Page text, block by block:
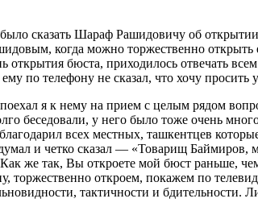
сказать Шараф Рашидовичу об
когда можно торжественно
открытия бюста, приходилось отвечать
по телефону не сказал, что хочу просить
я к нему на прием с целым рядом
беседовали, у него было тоже очень
всех местных, ташкентцев
и четко сказал — «Товарищ
же так, Вы откроете мой бюст раньше,
торжественно откроем, покажем по
тактичности и бдительности.